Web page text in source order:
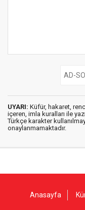
UYARI: Küfür, hakaret,
içeren, imla kuralları ile
Türkçe karakter
onaylanmamaktadır.
Anasayfa